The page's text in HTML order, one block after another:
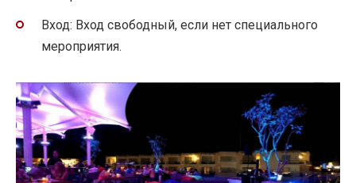
Вход: Вход свободный, если нет специального
мероприятия.